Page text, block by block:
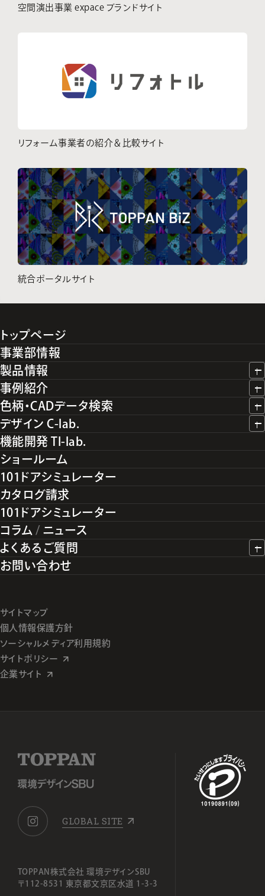
空間演出事業 expace ブランドサイト
リフォーム事業者の紹介＆比較サイト
統合ポータルサイト
トップページ
事業部情報
製品情報
事例紹介
色柄・CADデータ検索
デザイン C-lab.
機能開発 TI-lab.
ショールーム
101ドアシミュレーター
カタログ請求
101ドアシミュレーター
コラム / ニュース
よくあるご質問
お問い合わせ
サイトマップ
個人情報保護方針
ソーシャルメディア利用規約
サイトポリシー
企業サイト
GLOBAL SITE
TOPPAN株式会社 環境デザインSBU
〒112-8531 東京都文京区水道 1-3-3